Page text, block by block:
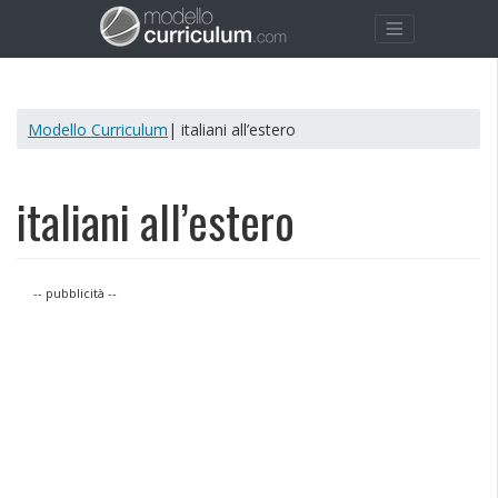
Modello Curriculum | italiani all’estero
italiani all’estero
-- pubblicità --